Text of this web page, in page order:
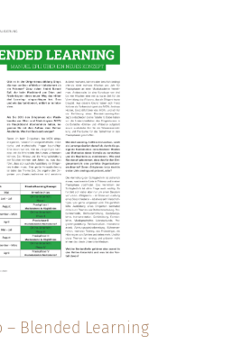
– Blended Learning